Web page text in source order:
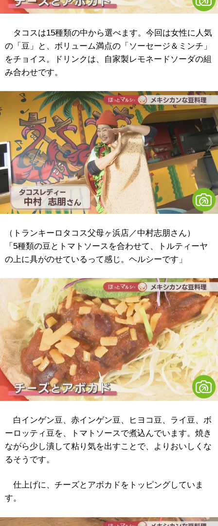
タコスは15種類の中から選べます。今回は女性に人気
の「豆」と、ボリューム満点の「ソーセージ＆ミンチ」
をチョイス。ドリンクは、自家製レモネードソーダの組
み合わせです。
（トランキーロタコス父母ヶ浜店／中村志朋さん）
「5種類の豆とトマトソースを合わせて、トルティーヤ
の上に具がのせているって感じ。ヘルシーです」
白インゲン豆、赤インゲン豆、ヒヨコ豆、ライ豆、ボ
ーロッティ豆を、トマトソースで煮込んでいます。焼き
ながら少し潰して粘り気を出すことで、よりおいしくな
るそうです。
仕上げに、チーズとアボカドをトッピングしていま
す。